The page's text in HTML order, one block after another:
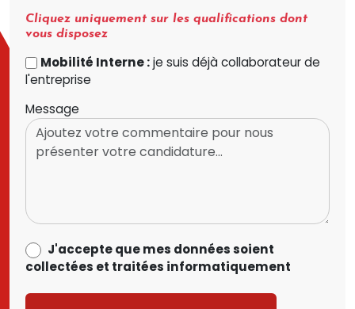
Cliquez uniquement sur les qualifications dont
vous disposez
Mobilité Interne :je suis déjà collaborateur de
l'entreprise
Message
data_process_optin
J'accepte que mes données soient
collectées et traitées informatiquement